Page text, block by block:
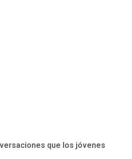
que los jóvenes